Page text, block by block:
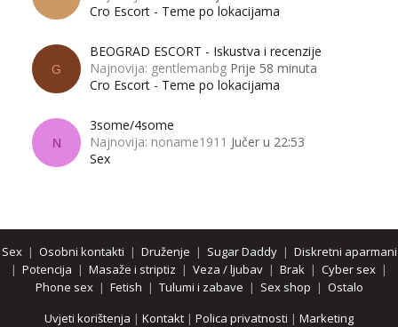
Cro Escort - Teme po lokacijama
G
BEOGRAD ESCORT - Iskustva i recenzije
Najnovija: gentlemanbg Prije 58 minuta
Cro Escort - Teme po lokacijama
N
3some/4some
Najnovija: noname1911 Jučer u 22:53
Sex
Sex| Osobni kontakti | Druženje | Sugar Daddy| Diskretni aparmani
| Potencija | Masaže i striptiz | Veza / ljubav | Brak | Cyber sex |
Phone sex| Fetish | Tulumi i zabave | Sex shop | Ostalo
Uvjeti korištenja | Kontakt | Polica privatnosti | Marketing